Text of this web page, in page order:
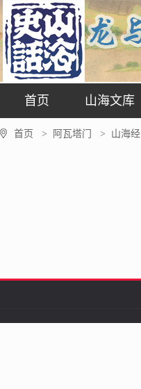
首页 山海文库
首页 > 阿瓦塔门 > 山海经